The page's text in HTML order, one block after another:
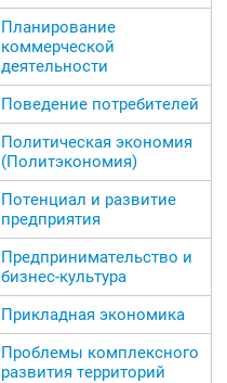
Планирование
коммерческой
деятельности
Поведение потребителей
Политическая экономия
(Политэкономия)
Потенциал и развитие
предприятия
Предпринимательство и
бизнес-культура
Прикладная экономика
Проблемы комплексного
развития территорий